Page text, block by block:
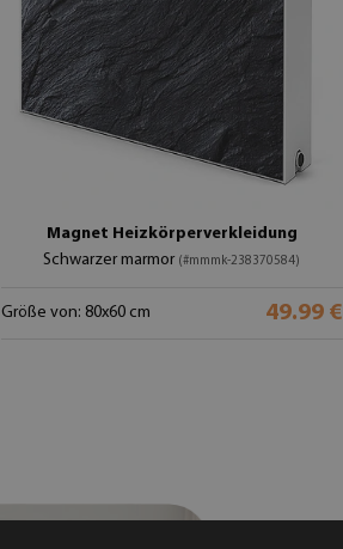
Magnet Heizkörperverkleidung
Schwarzer marmor (#mmmk-238370584)
Größe von: 80x60 cm 49.99 €